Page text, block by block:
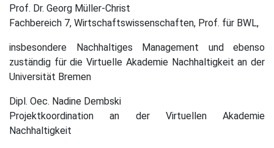
Prof. Dr. Georg Müller-Christ
Fachbereich 7, Wirtschaftswissenschaften, Prof. für BWL,
insbesondere Nachhaltiges Management und ebenso
zuständig für die Virtuelle Akademie Nachhaltigkeit an der
Universität Bremen
Dipl. Oec. Nadine Dembski
Projektkoordination an der Virtuellen Akademie
Nachhaltigkeit